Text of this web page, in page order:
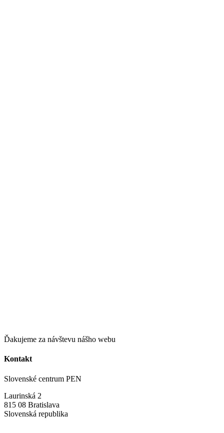
Ďakujeme za návštevu nášho webu
Kontakt
Slovenské centrum PEN
Laurinská 2
815 08 Bratislava
Slovenská republika